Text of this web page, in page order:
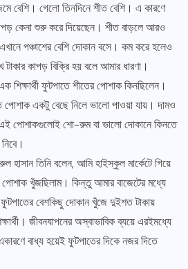
বেশি। গেলো তিনদিনে শীত বেশি। এ কারণে
কেনা শুরু করে দিয়েছেন। শীত বাড়লে আরও
পঞ্চাশের বেশি দোকান বসে। কম করে হলেও
কাপড় বিক্রি হয় বলে আমার ধারণা।
শিক্ষার্থী ফুটপাতে শীতের পোশাক কিনছিলেন।
পোশাক একটু বেছে নিলে ভালো পাওয়া যায়। দামও
পোশাকগুলোই শো-রুম বা ভালো দোকানে কিনতে
হাসান তিনি বলেন, আমি হাইস্কুল মার্কেটে গিয়ে
পোশাক খুঁজছিলাম। কিন্তু আমার বাজেটের মধ্যে
ফুটপাতের বেশকিছু দোকান খুঁজে দুইশত টাকায়
জীবনযাপনের অস্বাভাবিক ব্যয়ে এরইমধ্যে
বাধ্য হয়েই ফুটপাতের দিকে নজর দিতে